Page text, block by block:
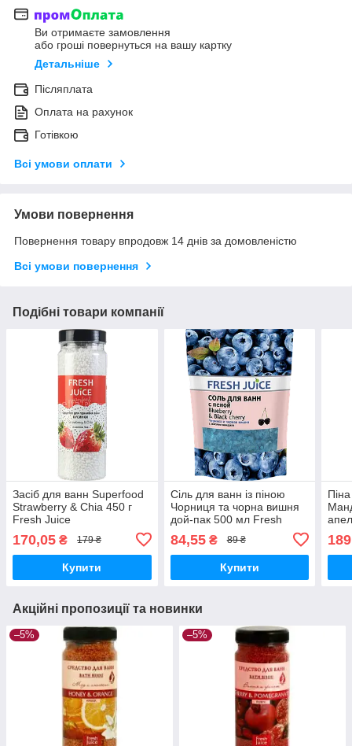
Ви отримаєте замовлення
або гроші повернуться на вашу картку
Детальніше
Післяплата
Оплата на рахунок
Готівкою
Всі умови оплати
Умови повернення
Повернення товару впродовж 14 днів за домовленістю
Всі умови повернення
Подібні товари компанії
Засіб для ванн Superfood
Strawberry & Chia 450 г
Fresh Juice
170,05 ₴ 179 ₴
Купити
Сіль для ванн із піною
Чорниця та чорна вишня
дой-пак 500 мл Fresh
84,55₴ 89 ₴
Купити
Акційні пропозиції та новинки
–5% –5%